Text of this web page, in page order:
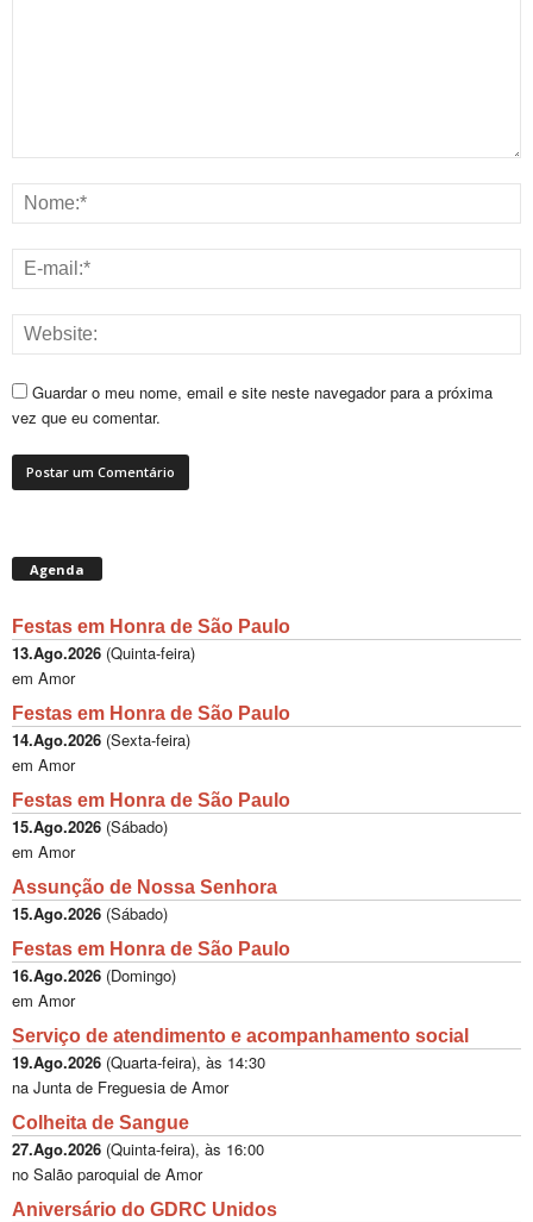
Guardar o meu nome, email e site neste navegador para a próxima
vez que eu comentar.
Agenda
Festas em Honra de São Paulo
13.Ago.2026 (Quinta-feira)
em Amor
Festas em Honra de São Paulo
14.Ago.2026 (Sexta-feira)
em Amor
Festas em Honra de São Paulo
15.Ago.2026 (Sábado)
em Amor
Assunção de Nossa Senhora
15.Ago.2026 (Sábado)
Festas em Honra de São Paulo
16.Ago.2026 (Domingo)
em Amor
Serviço de atendimento e acompanhamento social
19.Ago.2026 (Quarta-feira), às 14:30
na Junta de Freguesia de Amor
Colheita de Sangue
27.Ago.2026 (Quinta-feira), às 16:00
no Salão paroquial de Amor
Aniversário do GDRC Unidos